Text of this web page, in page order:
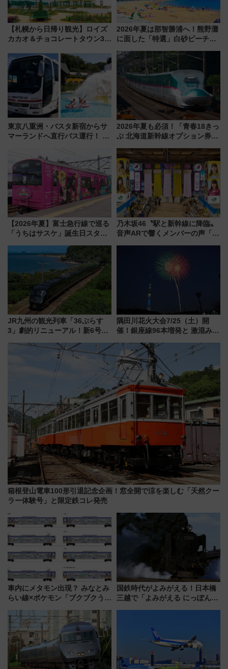
【札幌から日帰り観光】ロイズ
カカオ＆チョコレートタウン3周
詰め放題を開催、ロイズタウン
駅からのアクセスも
2026年夏は那智勝浦へ！熊野灘
に面した「特選」白砂ビーチは
会」は8月11日開催！
東京八重洲・バスタ新宿からサ
マーランドへ直行バス運行！ お
推し活を楽しもう！（2026年
8/1～31）
2026年夏も必須！「青春18きっ
ぷ 北海道新幹線オプション券」
の罠
【2026年夏】富士急行線で巡る
「うちはサスケ」誕生日スタン
定グルメ＆グッズ徹底ガイド
乃木坂46〝駅と新幹線に降臨〟
音声ARで響くメンバーの声「真
JR九州の観光列車「36ぷらす
3」劇的リニューアル！新6号車
別 “プレミアムランチ”導入･ル
ートや価格など解説
隅田川花火大会7/25（土）開
催！銀座線96本増発と 激混みの
アクセス攻略法、2万発の花火が
都心の夜に！
箱根登山電車100形引退記念企画！窓全開で涼を楽しむ「天然クー
ラー体験号」と限定鉄コレ発売
車内にメタモン出現？ みなとみ
らい線×ポケモン「ブクブクうみ
行開始に！ この夏は直通列車で
横浜へ！
国鉄時代がよみがえる！日本橋
三越で「よみがえる にっぽんの
同時開催！